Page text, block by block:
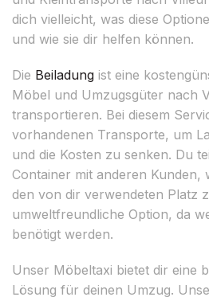
dich vielleicht, was diese
und wie sie dir helfen können.
Die Beiladung ist eine
Möbel und Umzugsgüter nach
transportieren. Bei diesem
vorhandenen Transporte, um
und die Kosten zu senken. Du
Container mit anderen
den von dir verwendeten Platz
umweltfreundliche Option, da
benötigt werden.
Unser Möbeltaxi bietet dir eine
Lösung für deinen Umzug.